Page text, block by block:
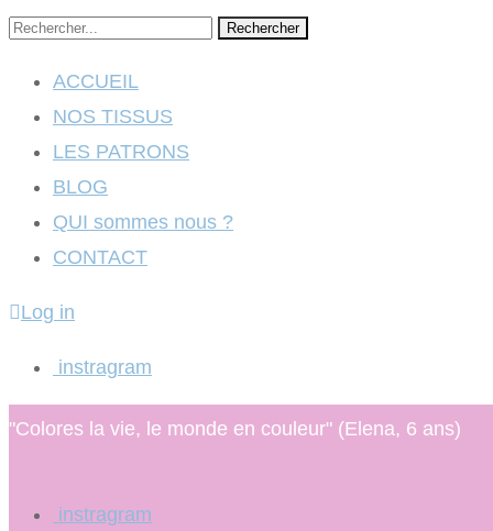
Rechercher
ACCUEIL
NOS TISSUS
LES PATRONS
BLOG
QUI sommes nous ?
CONTACT
Log in
instragram
"Colores la vie, le monde en couleur" (Elena, 6 ans)
instragram